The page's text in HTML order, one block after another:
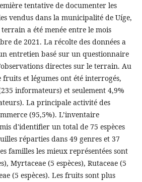
tentative de documenter les
vendus dans la municipalité de Uíge,
a été menée entre le mois
de 2021. La récolte des données a
entretien basé sur un questionnaire
directes sur le terrain. Au
et légumes ont été interrogés,
informateurs) et seulement 4,9%
La principale activité des
(95,5%). L’inventaire
d'identifier un total de 75 espèces
réparties dans 49 genres et 37
familles les mieux représentées sont
Myrtaceae (5 espèces), Rutaceae (5
(5 espèces). Les fruits sont plus